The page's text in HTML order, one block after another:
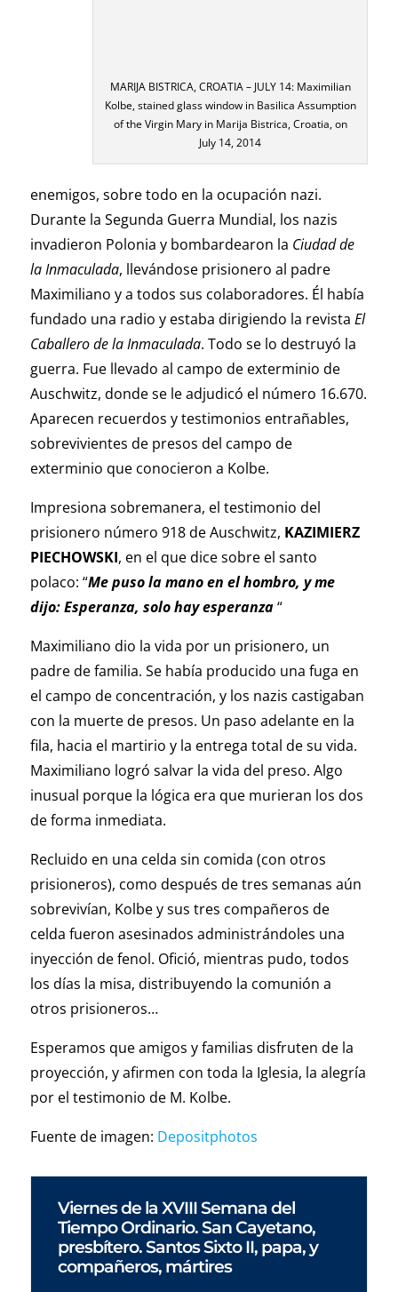
MARIJA BISTRICA, CROATIA – JULY 14: Maximilian
Kolbe, stained glass window in Basilica Assumption
of the Virgin Mary in Marija Bistrica, Croatia, on
July 14, 2014
enemigos, sobre todo en la ocupación nazi.
Durante la Segunda Guerra Mundial, los nazis
invadieron Polonia y bombardearon la Ciudad de
la Inmaculada, llevándose prisionero al padre
Maximiliano y a todos sus colaboradores. Él había
fundado una radio y estaba dirigiendo la revista El
Caballero de la Inmaculada. Todo se lo destruyó la
guerra. Fue llevado al campo de exterminio de
Auschwitz, donde se le adjudicó el número 16.670.
Aparecen recuerdos y testimonios entrañables,
sobrevivientes de presos del campo de
exterminio que conocieron a Kolbe.
Impresiona sobremanera, el testimonio del
prisionero número 918 de Auschwitz, KAZIMIERZ
PIECHOWSKI, en el que dice sobre el santo
polaco: “Me puso la mano en el hombro, y me
dijo: Esperanza, solo hay esperanza“
Maximiliano dio la vida por un prisionero, un
padre de familia. Se había producido una fuga en
el campo de concentración, y los nazis castigaban
con la muerte de presos. Un paso adelante en la
fila, hacia el martirio y la entrega total de su vida.
Maximiliano logró salvar la vida del preso. Algo
inusual porque la lógica era que murieran los dos
de forma inmediata.
Recluido en una celda sin comida (con otros
prisioneros), como después de tres semanas aún
sobrevivían, Kolbe y sus tres compañeros de
celda fueron asesinados administrándoles una
inyección de fenol. Ofició, mientras pudo, todos
los días la misa, distribuyendo la comunión a
otros prisioneros…
Esperamos que amigos y familias disfruten de la
proyección, y afirmen con toda la Iglesia, la alegría
por el testimonio de M. Kolbe.
Fuente de imagen: Depositphotos
Viernes de la XVIII Semana del
Tiempo Ordinario. San Cayetano,
presbítero. Santos Sixto II, papa, y
compañeros, mártires